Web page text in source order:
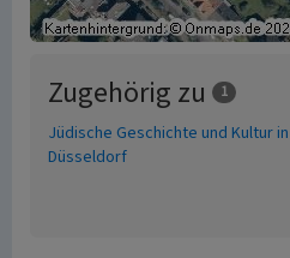
Zugehörig zu 1
Jüdische Geschichte und Kultur in
Düsseldorf